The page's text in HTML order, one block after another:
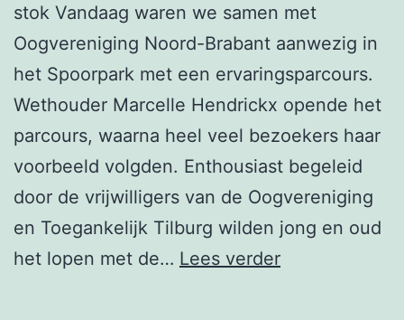
stok Vandaag waren we samen met
Oogvereniging Noord-Brabant aanwezig in
het Spoorpark met een ervaringsparcours.
Wethouder Marcelle Hendrickx opende het
parcours, waarna heel veel bezoekers haar
voorbeeld volgden. Enthousiast begeleid
door de vrijwilligers van de Oogvereniging
en Toegankelijk Tilburg wilden jong en oud
het lopen met de… Lees verderParcours